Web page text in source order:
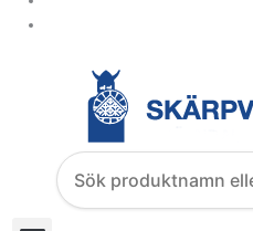
Search
products